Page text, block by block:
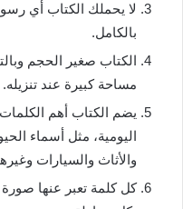
لا يحملك الكتاب أي
بالكامل.
الكتاب صغير الحجم
مساحة كبيرة عند تنزيله.
يضم الكتاب أهم
اليومية، مثل أسماء
والأثاث والسيارات
كل كلمة تعبر عنها